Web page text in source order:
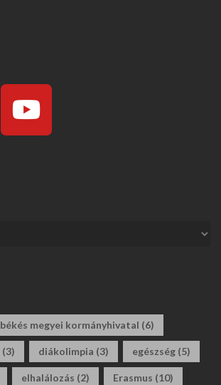
békés megyei kormányhivatal (6)
(3) diákolimpia (3) egészség (5)
elhalálozás (2) Erasmus (10)